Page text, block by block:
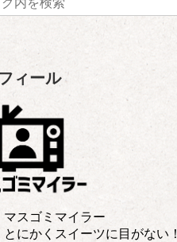
ィール
マスゴミマイラー
とにかくスイーツに目がない！